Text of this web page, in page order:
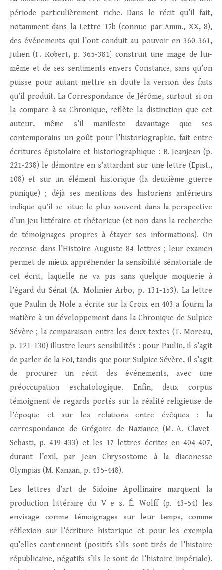
période particulièrement riche. Dans le récit qu’il fait,
notamment dans la Lettre 17b (connue par Amm., XX, 8),
des événements qui l’ont conduit au pouvoir en 360-361,
Julien (F. Robert, p. 365-381) construit une image de lui-
même et de ses sentiments envers Constance, sans qu’on
puisse pour autant mettre en doute la version des faits
qu’il produit. La Correspondance de Jérôme, surtout si on
la compare à sa Chronique, reflète la distinction que cet
auteur, même s’il manifeste davantage que ses
contemporains un goût pour l’historiographie, fait entre
écritures épistolaire et historiographique : B. Jeanjean (p.
221-238) le démontre en s’attardant sur une lettre (Epist.,
108) et sur un élément historique (la deuxième guerre
punique) ; déjà ses mentions des historiens antérieurs
indique qu’il se situe le plus souvent dans la perspective
d’un jeu littéraire et rhétorique (et non dans la recherche
de témoignages propres à étayer ses informations). On
recense dans l’Histoire Auguste 84 lettres ; leur examen
permet de mieux appréhender la sensibilité sénatoriale de
cet écrit, laquelle ne va pas sans quelque moquerie à
l’égard du Sénat (A. Molinier Arbo, p. 131-153). La lettre
que Paulin de Nole a écrite sur la Croix en 403 a fourni la
matière à un développement dans la Chronique de Sulpice
Sévère ; la comparaison entre les deux textes (T. Moreau,
p. 121-130) illustre leurs sensibilités : pour Paulin, il s’agit
de parler de la Foi, tandis que pour Sulpice Sévère, il s’agit
de procurer un récit des événements, avec une
préoccupation eschatologique. Enfin, deux corpus
témoignent de regards portés sur la réalité religieuse de
l’époque et sur les relations entre évêques : la
correspondance de Grégoire de Naziance (M.-A. Clavet-
Sebasti, p. 419-433) et les 17 lettres écrites en 404-407,
durant l’exil, par Jean Chrysostome à la diaconesse
Olympias (M. Kanaan, p. 435-448).
Les lettres d’art de Sidoine Apollinaire marquent la
production littéraire du V e s. É. Wolff (p. 43-54) les
envisage comme témoignages sur leur temps, comme
réflexion sur l’écriture historique et pour les exempla
qu’elles contiennent (positifs s’ils sont tirés de l’histoire
républicaine, négatifs s’ils le sont de l’histoire impériale).